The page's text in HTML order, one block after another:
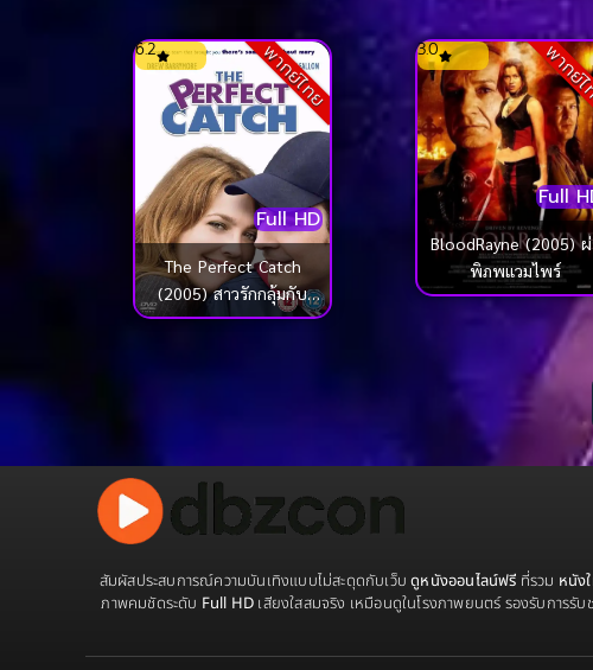
พากย์ไทย
Full HD
6.2
The Perfect Catch
(2005) สาวรักกลุ้มกับ
หนุ่มบ้าบอล
พาก
Full
3.0
BloodRayne (2005) ผ่
พิภพแวมไพร์
สัมผัสประสบการณ์ความบันเทิงแบบไม่สะดุดกับเว็บดูหนังออนไลน์ฟรี ที่รวม หนัง
ภาพคมชัดระดับ Full HD เสียงใสสมจริง เหมือนดูในโรงภาพยนตร์ รองรับการรับ